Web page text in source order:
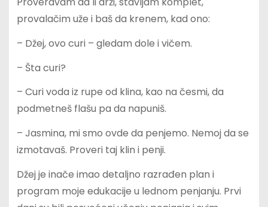
provalačim uže i baš da krenem, kad ono:
– Džej, ovo curi – gledam dole i vičem.
– Šta curi?
– Curi voda iz rupe od klina, kao na česmi, da
podmetneš flašu pa da napuniš.
– Jasmina, mi smo ovde da penjemo. Nemoj da se
izmotavaš. Proveri taj klin i penji.
Džej je inače imao detaljno razrađen plan i
program moje edukacije u lednom penjanju. Prvi